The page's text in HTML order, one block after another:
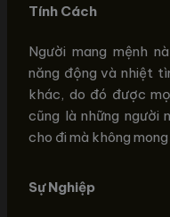
Tính Cách
Người mang mệnh
năng động và nhiệt
khác, do đó được
cũng là những người
cho đi mà không
Sự Nghiệp